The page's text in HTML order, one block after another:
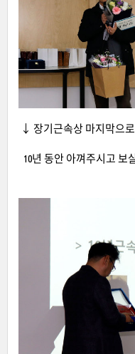
↓ 장기근속상 마지막으
10년 동안 아껴주시고 보